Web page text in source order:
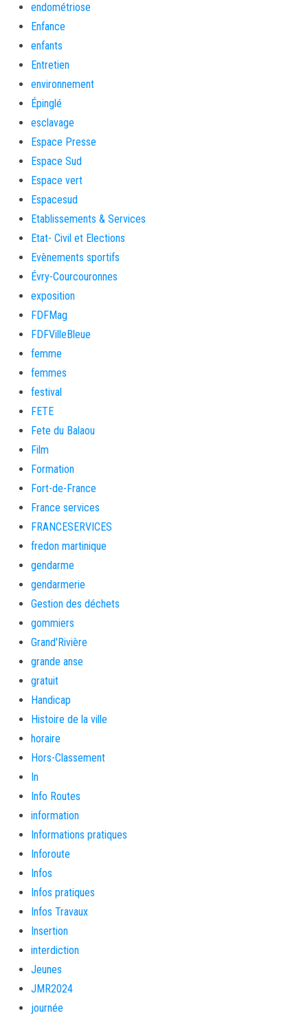
endométriose
Enfance
enfants
Entretien
environnement
Épinglé
esclavage
Espace Presse
Espace Sud
Espace vert
Espacesud
Etablissements & Services
Etat- Civil et Elections
Evènements sportifs
Évry-Courcouronnes
exposition
FDFMag
FDFVilleBleue
femme
femmes
festival
FETE
Fete du Balaou
Film
Formation
Fort-de-France
France services
FRANCESERVICES
fredon martinique
gendarme
gendarmerie
Gestion des déchets
gommiers
Grand'Rivière
grande anse
gratuit
Handicap
Histoire de la ville
horaire
Hors-Classement
In
Info Routes
information
Informations pratiques
Inforoute
Infos
Infos pratiques
Infos Travaux
Insertion
interdiction
Jeunes
JMR2024
journée